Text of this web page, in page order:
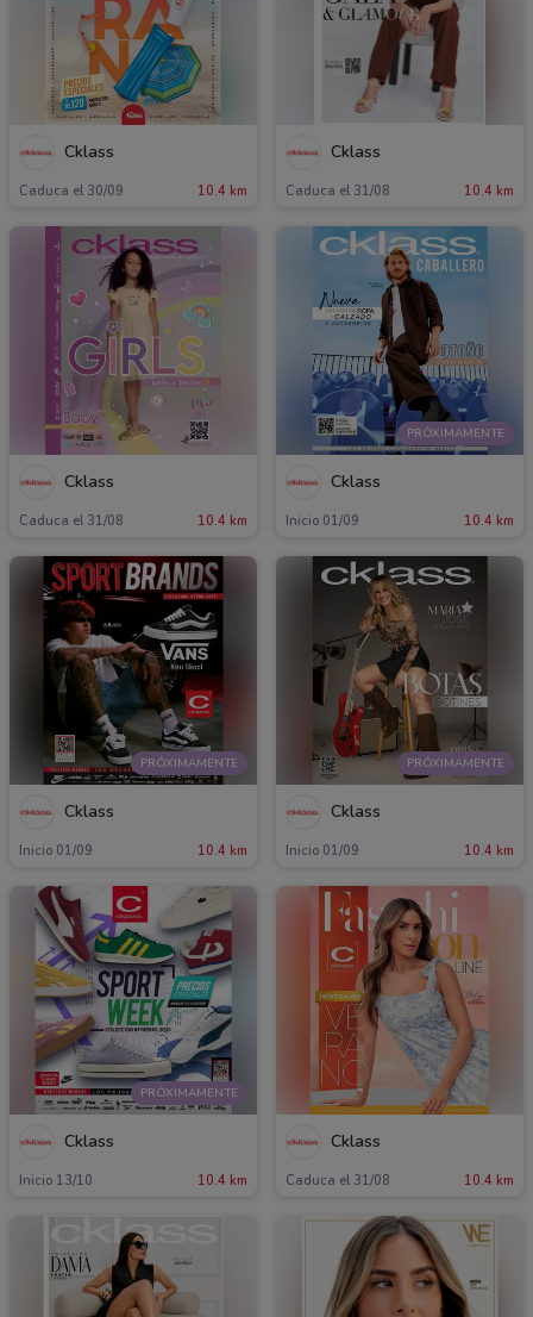
Cklass
Caduca el 30/09 10.4 km
Cklass
Caduca el 31/08 10.4 km
Cklass
Caduca el 31/08 10.4 km
PRÓXIMAMENTE
Cklass
Inicio 01/09 10.4 km
PRÓXIMAMENTE
Cklass
Inicio 01/09 10.4 km
PRÓXIMAMENTE
Cklass
Inicio 01/09 10.4 km
PRÓXIMAMENTE
Cklass
Inicio 13/10 10.4 km
Cklass
Caduca el 31/08 10.4 km